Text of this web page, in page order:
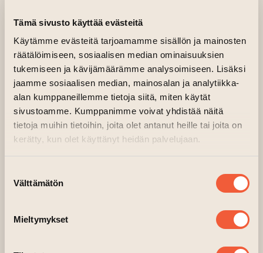
Tämä sivusto käyttää evästeitä
Käytämme evästeitä tarjoamamme sisällön ja mainosten
räätälöimiseen, sosiaalisen median ominaisuuksien
tukemiseen ja kävijämäärämme analysoimiseen. Lisäksi
jaamme sosiaalisen median, mainosalan ja analytiikka-
alan kumppaneillemme tietoja siitä, miten käytät
sivustoamme. Kumppanimme voivat yhdistää näitä
tietoja muihin tietoihin, joita olet antanut heille tai joita on
kerätty, kun olet käyttänyt heidän palvelujaan.
valinta
Välttämätön
Mieltymykset
New art work on the Art Wall until